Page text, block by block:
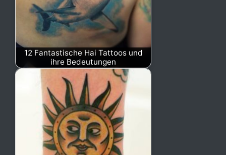
12 Fantastische Hai Tattoos und
ihre Bedeutungen